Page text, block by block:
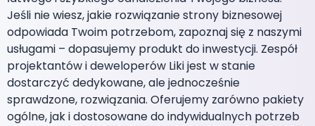
Jeśli nie wiesz, jakie rozwiązanie strony biznesowej
odpowiada Twoim potrzebom, zapoznaj się z naszymi
usługami – dopasujemy produkt do inwestycji. Zespół
projektantów i deweloperów Liki jest w stanie
dostarczyć dedykowane, ale jednocześnie
sprawdzone, rozwiązania. Oferujemy zarówno pakiety
ogólne, jak i dostosowane do indywidualnych potrzeb